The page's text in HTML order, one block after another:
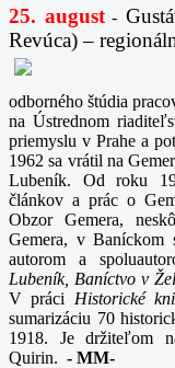
25. august-
Revúca) –
odborného štúdia
na Ústrednom
priemyslu v Prahe a
1962 sa vrátil na
Lubeník. Od roku
článkov a prác o
Obzor Gemera,
Gemera, v Baníckom
autorom a
Lubeník, Baníctvo v
V práci Historické
sumarizáciu 70
1918. Je držiteľom
Quirin. - MM-